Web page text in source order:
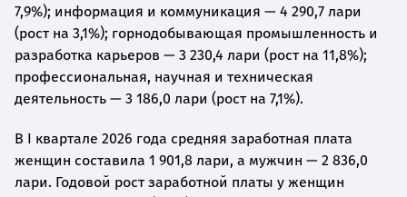
7,9%); информация и коммуникация — 4 290,7 лари
(рост на 3,1%); горнодобывающая промышленность и
разработка карьеров — 3 230,4 лари (рост на 11,8%);
профессиональная, научная и техническая
деятельность — 3 186,0 лари (рост на 7,1%).
В I квартале 2026 года средняя заработная плата
женщин составила 1 901,8 лари, а мужчин — 2 836,0
лари. Годовой рост заработной платы у женщин